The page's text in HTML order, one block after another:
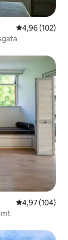
4,96 av 5 i
4,96 (102)
4,97 av 5 i
4,97 (104)